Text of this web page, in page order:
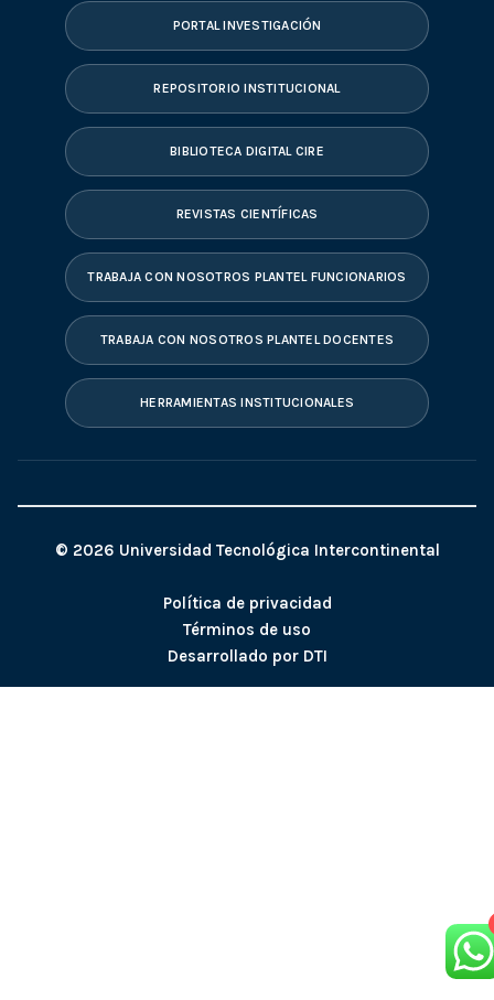
PORTAL INVESTIGACIÓN
REPOSITORIO INSTITUCIONAL
BIBLIOTECA DIGITAL CIRE
REVISTAS CIENTÍFICAS
TRABAJA CON NOSOTROS PLANTEL FUNCIONARIOS
TRABAJA CON NOSOTROS PLANTEL DOCENTES
HERRAMIENTAS INSTITUCIONALES
© 2026 Universidad Tecnológica Intercontinental
Política de privacidad
Términos de uso
Desarrollado por DTI